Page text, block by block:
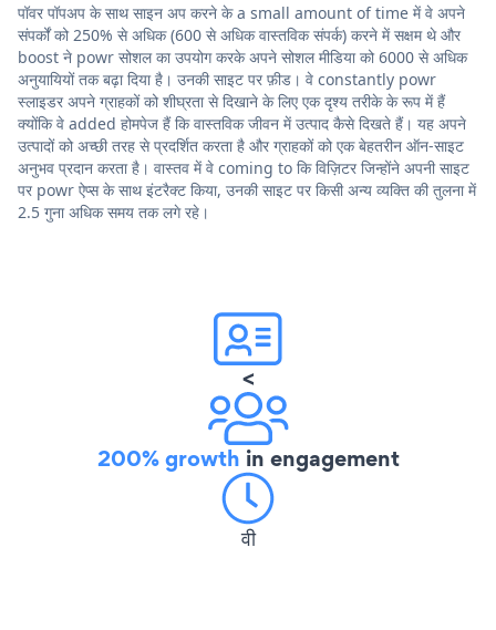
पॉवर पॉपअप के साथ साइन अप करने के a small amount of time में वे अपने
संपर्कों को 250% से अधिक (600 से अधिक वास्तविक संपर्क) करने में सक्षम थे और
boost ने powr सोशल का उपयोग करके अपने सोशल मीडिया को 6000 से अधिक
अनुयायियों तक बढ़ा दिया है। उनकी साइट पर फ़ीड। वे constantly powr
स्लाइडर अपने ग्राहकों को शीघ्रता से दिखाने के लिए एक दृश्य तरीके के रूप में हैं
क्योंकि वे added होमपेज हैं कि वास्तविक जीवन में उत्पाद कैसे दिखते हैं। यह अपने
उत्पादों को अच्छी तरह से प्रदर्शित करता है और ग्राहकों को एक बेहतरीन ऑन-साइट
अनुभव प्रदान करता है। वास्तव में वे coming to कि विज़िटर जिन्होंने अपनी साइट
पर powr ऐप्स के साथ इंटरैक्ट किया, उनकी साइट पर किसी अन्य व्यक्ति की तुलना में
2.5 गुना अधिक समय तक लगे रहे।
<
200% growth in engagement
वी